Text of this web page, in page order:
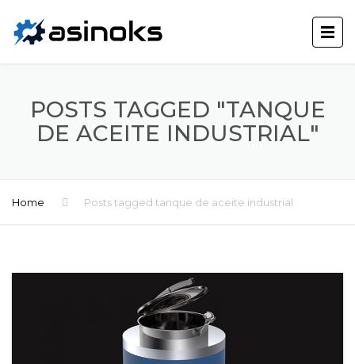
POSTS TAGGED "TANQUE
DE ACEITE INDUSTRIAL"
Home Posts tagged tanque de aceite industrial